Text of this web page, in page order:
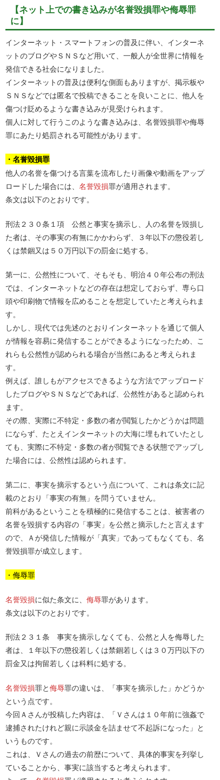
【ネット上での書き込みが名誉毀損罪や侮辱罪
に】
インターネット・スマートフォンの普及に伴い、インターネ
ットのブログやＳＮＳなど用いて、一般人が全世界に情報を
発信できる社会になりました。
インターネットの普及は便利な側面もありますが、掲示板や
ＳＮＳなどでは匿名で投稿できることを良いことに、他人を
傷つけ貶めるような書き込みが見受けられます。
個人に対して行うこのような書き込みは、名誉毀損罪や侮辱
罪にあたり処罰される可能性があります。
・名誉毀損罪
他人の名誉を傷つける言葉を流布したり画像や動画をアップ
ロードした場合には、名誉毀損罪が適用されます。
条文は以下のとおりです。
刑法２３０条１項 公然と事実を摘示し、人の名誉を毀損し
た者は、その事実の有無にかかわらず、３年以下の懲役若し
くは禁錮又は５０万円以下の罰金に処する。
第一に、公然性について、そもそも、明治４０年公布の刑法
では、インターネットなどの存在は想定しておらず、専ら口
頭や印刷物で情報を広めることを想定していたと考えられま
す。
しかし、現代では先述のとおりインターネットを通じて個人
が情報を容易に発信することができるようになったため、こ
れらも公然性が認められる場合が当然にあると考えられま
す。
例えば、誰しもがアクセスできるような方法でアップロード
したブログやＳＮＳなどであれば、公然性があると認められ
ます。
その際、実際に不特定・多数の者が閲覧したかどうかは問題
にならず、たとえインターネットの大海に埋もれていたとし
ても、実際に不特定・多数の者が閲覧できる状態でアップし
た場合には、公然性は認められます。
第二に、事実を摘示するという点について、これは条文に記
載のとおり「事実の有無」を問うていません。
前科があるということを積極的に発信することは、被害者の
名誉を毀損する内容の「事実」を公然と摘示したと言えます
ので、Ａが発信した情報が「真実」であってもなくても、名
誉毀損罪が成立します。
・侮辱罪
名誉毀損に似た条文に、侮辱罪があります。
条文は以下のとおりです。
刑法２３１条 事実を摘示しなくても、公然と人を侮辱した
者は、１年以下の懲役若しくは禁錮若しくは３０万円以下の
罰金又は拘留若しくは科料に処する。
名誉毀損罪と侮辱罪の違いは、「事実を摘示した」かどうか
という点です。
今回Ａさんが投稿した内容は、「Ｖさんは１０年前に強姦で
逮捕されたけれど親に示談金を詰ませて不起訴になった」と
いうものです。
これは、Ｖさんの過去の前歴について、具体的事実を列挙し
ていることから、事実に該当すると考えられます。